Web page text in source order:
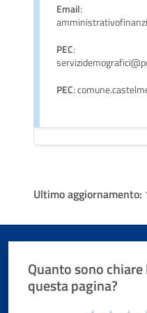
Email:
PEC:
PEC:
Ultimo aggiornamento:
Quanto sono
questa pagina?